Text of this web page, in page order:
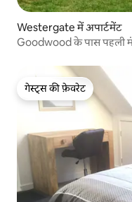
Westergate में अपार्टमेंट
Goodwood के पास पहली
गेस्ट्स की फ़ेवरेट
गेस्ट्स की फ़ेवरेट